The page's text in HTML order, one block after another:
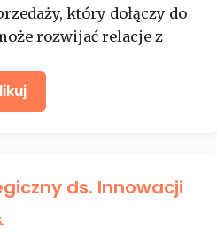
który dołączy do
rozwijać relacje z
ds. Innowacji